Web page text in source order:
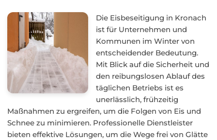
Die Eisbeseitigung in Kronach
ist für Unternehmen und
Kommunen im Winter von
entscheidender Bedeutung.
Mit Blick auf die Sicherheit und
den reibungslosen Ablauf des
täglichen Betriebs ist es
unerlässlich, frühzeitig
Maßnahmen zu ergreifen, um die Folgen von Eis und
Schnee zu minimieren. Professionelle Dienstleister
bieten effektive Lösungen, um die Wege frei von Glätte